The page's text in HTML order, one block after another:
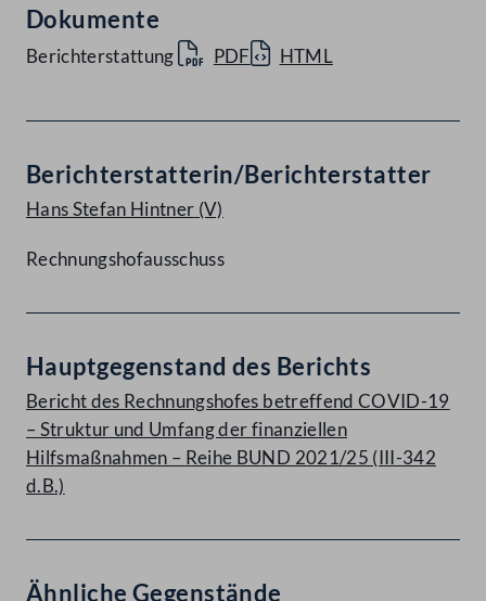
Dokumente
Berichterstattung PDF HTML
Berichterstatterin/Berichterstatter
Hans Stefan Hintner (V)
Rechnungshofausschuss
Hauptgegenstand des Berichts
Bericht des Rechnungshofes betreffend COVID-19
– Struktur und Umfang der finanziellen
Hilfsmaßnahmen – Reihe BUND 2021/25 (III-342
d.B.)
Ähnliche Gegenstände